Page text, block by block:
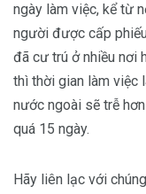
ngày làm việc, kể từ
người được cấp
đã cư trú ở nhiều nơi
thì thời gian làm việc
nước ngoài sẽ trễ
quá 15 ngày.
Hãy liên lạc với